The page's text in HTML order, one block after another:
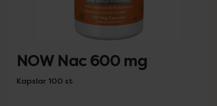
NOW Nac 600 mg
Kapslar 100 st